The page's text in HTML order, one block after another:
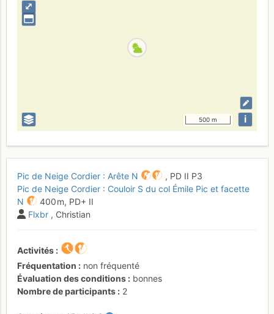
⤢
500 m i
Pic de Neige Cordier : Arête N , PD II P3
Pic de Neige Cordier : Couloir S du col Émile Pic et facette
N
400 m, PD+ II
Flxbr , Christian
Activités
Fréquentation
non fréquenté
Évaluation des conditions
bonnes
Nombre de participants
2